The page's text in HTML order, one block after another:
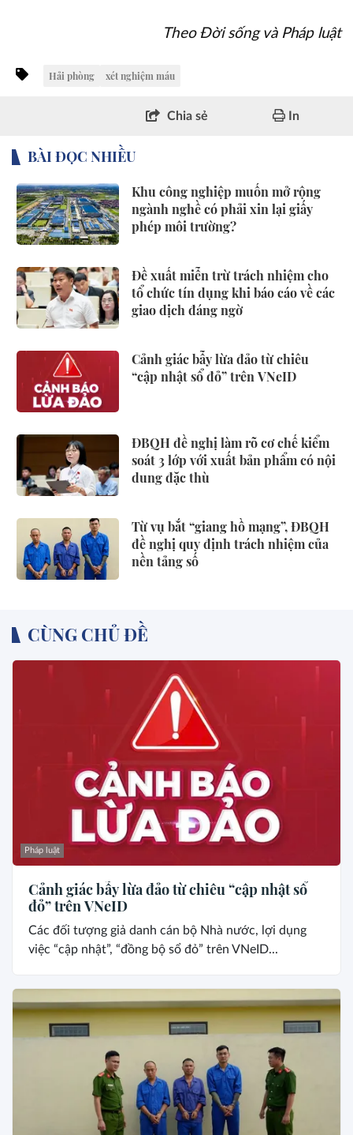
Theo Đời sống và Pháp luật
Hải phòng xét nghiệm máu
Chia sẻ In
BÀI ĐỌC NHIỀU
Khu công nghiệp muốn mở rộng
ngành nghề có phải xin lại giấy
phép môi trường?
Đề xuất miễn trừ trách nhiệm cho
tổ chức tín dụng khi báo cáo về các
giao dịch đáng ngờ
Cảnh giác bẫy lừa đảo từ chiêu
“cập nhật sổ đỏ” trên VNeID
ĐBQH đề nghị làm rõ cơ chế kiểm
soát 3 lớp với xuất bản phẩm có nội
dung đặc thù
Từ vụ bắt “giang hồ mạng”, ĐBQH
đề nghị quy định trách nhiệm của
nền tảng số
CÙNG CHỦ ĐỀ
Pháp luật
Cảnh giác bẫy lừa đảo từ chiêu “cập nhật sổ
đỏ” trên VNeID
Các đối tượng giả danh cán bộ Nhà nước, lợi dụng
việc “cập nhật”, “đồng bộ sổ đỏ” trên VNeID...